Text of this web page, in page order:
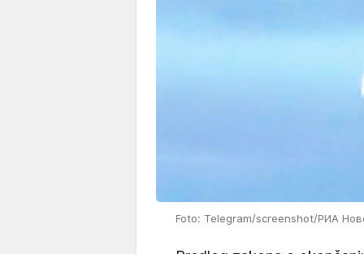
Foto: Telegram/screenshot/РИА